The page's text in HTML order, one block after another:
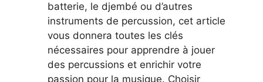
batterie, le djembé ou d’autres
instruments de percussion, cet article
vous donnera toutes les clés
nécessaires pour apprendre à jouer
des percussions et enrichir votre
passion pour la musique. Choisir